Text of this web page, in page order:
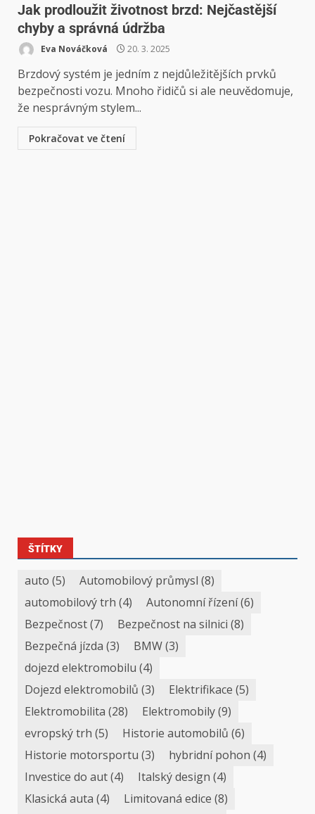
Jak prodloužit životnost brzd: Nejčastější
chyby a správná údržba
Eva Nováčková 20. 3. 2025
Brzdový systém je jedním z nejdůležitějších prvků
bezpečnosti vozu. Mnoho řidičů si ale neuvědomuje,
že nesprávným stylem...
Pokračovat ve čtení
ŠTÍTKY
auto (5) Automobilový průmysl (8)
automobilový trh (4) Autonomní řízení(6)
Bezpečnost(7) Bezpečnost na silnici (8)
Bezpečná jízda (3) BMW(3)
dojezd elektromobilu (4)
Dojezd elektromobilů (3) Elektrifikace (5)
Elektromobilita (28) Elektromobily(9)
evropský trh (5) Historie automobilů (6)
Historie motorsportu (3) hybridní pohon (4)
Investice do aut(4) Italský design (4)
Klasická auta (4) Limitovaná edice (8)